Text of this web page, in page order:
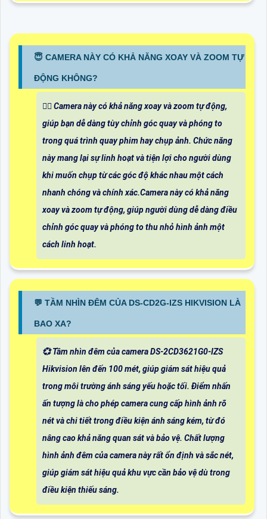
😇 CAMERA NÀY CÓ KHẢ NĂNG XOAY VÀ ZOOM TỰ
ĐỘNG KHÔNG?
❤️‍💋‍ Camera này có khả năng xoay và zoom tự động,
giúp bạn dễ dàng tùy chỉnh góc quay và phóng to
trong quá trình quay phim hay chụp ảnh. Chức năng
này mang lại sự linh hoạt và tiện lợi cho người dùng
khi muốn chụp từ các góc độ khác nhau một cách
nhanh chóng và chính xác.Camera này có khả năng
xoay và zoom tự động, giúp người dùng dễ dàng điều
chỉnh góc quay và phóng to thu nhỏ hình ảnh một
cách linh hoạt.
️💬 TẦM NHÌN ĐÊM CỦA DS-CD2G-IZS HIKVISION LÀ
BAO XA?
💞 Tầm nhìn đêm của camera DS-2CD3621G0-IZS
Hikvision lên đến 100 mét, giúp giám sát hiệu quả
trong môi trường ánh sáng yếu hoặc tối. Điểm nhấn
ấn tượng là cho phép camera cung cấp hình ảnh rõ
nét và chi tiết trong điều kiện ánh sáng kém, từ đó
nâng cao khả năng quan sát và bảo vệ. Chất lượng
hình ảnh đêm của camera này rất ổn định và sắc nét,
giúp giám sát hiệu quả khu vực cần bảo vệ dù trong
điều kiện thiếu sáng.